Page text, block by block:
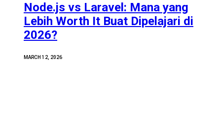
Node.js vs Laravel: Mana yang
Lebih Worth It Buat Dipelajari di
2026?
MARCH 12, 2026